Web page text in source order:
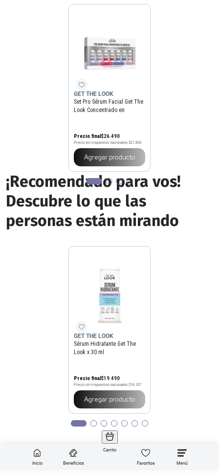
Inicio Beneficios
Carrito
Favoritos
GET THE LOOK
Set Pro Sérum Facial Get The
Look Concentrado en
Precio final$26.490
Precio sin impuestos nacionales $21.893
Agregar producto
¡Recomendado para vos!
Descubre lo que las
personas están mirando
GET THE LOOK
Sérum Hidratante Get The
Look x 30 ml
Precio final$19.490
Precio sin impuestos nacionales $16.107
Agregar producto